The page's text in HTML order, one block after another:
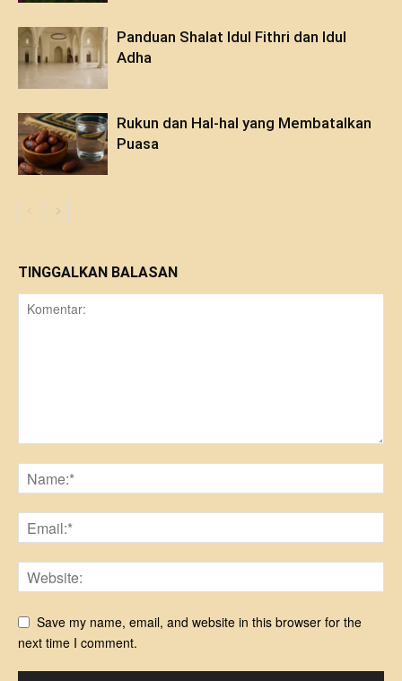
Panduan Shalat Idul Fithri dan Idul
Adha
Rukun dan Hal-hal yang Membatalkan
Puasa
TINGGALKAN BALASAN
Save my name, email, and website in this browser for the
next time I comment.